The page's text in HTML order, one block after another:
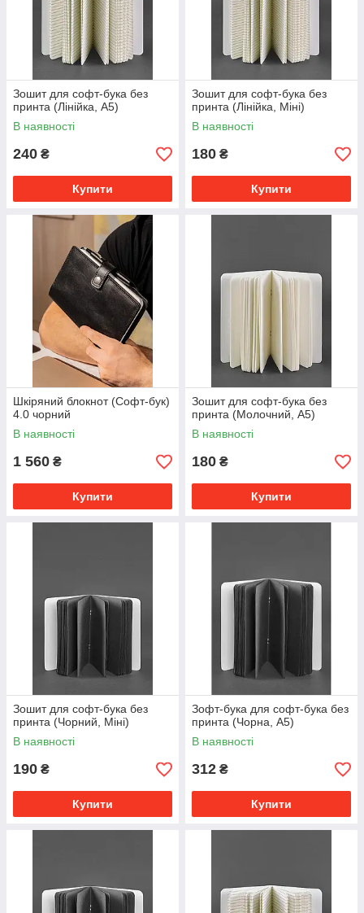
Зошит для софт-бука без
принта (Лінійка, А5)
В наявності
240 ₴
Купити
Зошит для софт-бука без
принта (Лінійка, Міні)
В наявності
180 ₴
Купити
Шкіряний блокнот (Софт-бук)
4.0 чорний
В наявності
1 560 ₴
Купити
Зошит для софт-бука без
принта (Молочний, А5)
В наявності
180 ₴
Купити
Зошит для софт-бука без
принта (Чорний, Міні)
В наявності
190 ₴
Купити
Зофт-бука для софт-бука без
принта (Чорна, А5)
В наявності
312 ₴
Купити